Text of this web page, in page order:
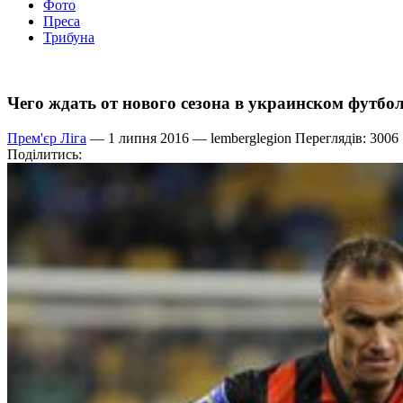
Фото
Преса
Трибуна
Чего ждать от нового сезона в украинском
Прем'єр Ліга — 1 липня 2016 — lemberglegion Переглядів: 3006
Поділитись: